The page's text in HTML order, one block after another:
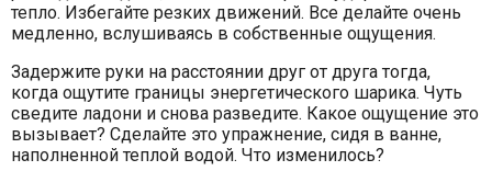
тепло. Избегайте резких движений. Все делайте очень
медленно, вслушиваясь в собственные ощущения.
Задержите руки на расстоянии друг от друга тогда,
когда ощутите границы энергетического шарика. Чуть
сведите ладони и снова разведите. Какое ощущение это
вызывает? Сделайте это упражнение, сидя в ванне,
наполненной теплой водой. Что изменилось?